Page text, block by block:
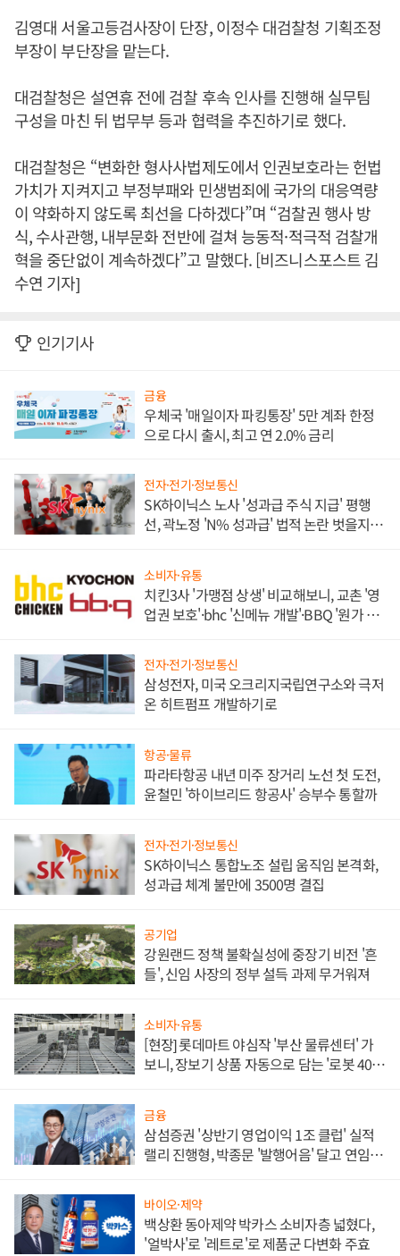
김영대 서울고등검사장이 단장, 이정수 대검찰청 기획조정
부장이 부단장을 맡는다.
대검찰청은 설연휴 전에 검찰 후속 인사를 진행해 실무팀
구성을 마친 뒤 법무부 등과 협력을 추진하기로 했다.
대검찰청은 “변화한 형사사법제도에서 인권보호라는 헌법
가치가 지켜지고 부정부패와 민생범죄에 국가의 대응역량
이 약화하지 않도록 최선을 다하겠다”며 “검찰권 행사 방
식, 수사관행, 내부문화 전반에 걸쳐 능동적·적극적 검찰개
혁을 중단없이 계속하겠다”고 말했다. [비즈니스포스트 김
수연 기자]
인기기사
금융
우체국 '매일이자 파킹통장' 5만 계좌 한정
으로 다시 출시, 최고 연 2.0% 금리
전자·전기·정보통신
SK하이닉스 노사 '성과급 주식 지급' 평행
선, 곽노정 'N% 성과급' 법적 논란 벗을지 주
소비자·유통
치킨3사 '가맹점 상생' 비교해보니, 교촌 '영
업권 보호'·bhc '신메뉴 개발'·BBQ '원가 부
전자·전기·정보통신
삼성전자, 미국 오크리지국립연구소와 극저
온 히트펌프 개발하기로
항공·물류
파라타항공 내년 미주 장거리 노선 첫 도전,
윤철민 '하이브리드 항공사' 승부수 통할까
전자·전기·정보통신
SK하이닉스 통합노조 설립 움직임 본격화,
성과급 체계 불만에 3500명 결집
공기업
강원랜드 정책 불확실성에 중장기 비전 '흔
들', 신임 사장의 정부 설득 과제 무거워져
소비자·유통
[현장] 롯데마트 야심작 '부산 물류센터' 가
보니, 장보기 상품 자동으로 담는 '로봇 400
금융
삼섬증권 '상반기 영업이익 1조 클럽' 실적
랠리 진행형, 박종문 '발행어음' 달고 연임 향
바이오·제약
백상환 동아제약 박카스 소비자층 넓혔다,
'얼박사'로 '레트로'로 제품군 다변화 주효